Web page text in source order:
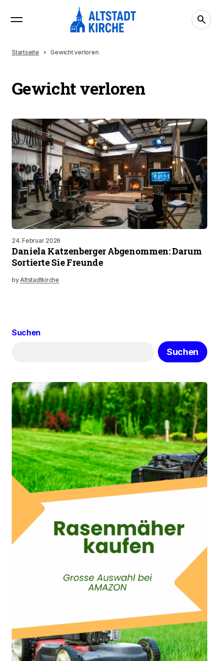
Startseite Gewicht verloren
Gewicht verloren
24. Februar 2026
Daniela Katzenberger Abgenommen: Darum
Sortierte Sie Freunde
byAltstadtkirche
Suchen
Suchen